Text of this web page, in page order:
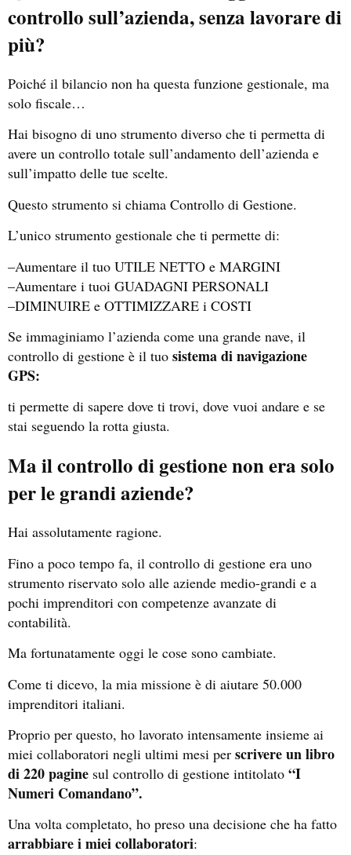
controllo sull’azienda, senza lavorare di
più?
Poiché il bilancio non ha questa funzione gestionale, ma
solo fiscale…
Hai bisogno di uno strumento diverso che ti permetta di
avere un controllo totale sull’andamento dell’azienda e
sull’impatto delle tue scelte.
Questo strumento si chiama Controllo di Gestione.
L’unico strumento gestionale che ti permette di:
–Aumentare il tuo UTILE NETTO e MARGINI
–Aumentare i tuoi GUADAGNI PERSONALI
–DIMINUIRE e OTTIMIZZARE i COSTI
Se immaginiamo l’azienda come una grande nave, il
controllo di gestione è il tuo sistema di navigazione
GPS:
ti permette di sapere dove ti trovi, dove vuoi andare e se
stai seguendo la rotta giusta.
Ma il controllo di gestione non era solo
per le grandi aziende?
Hai assolutamente ragione.
Fino a poco tempo fa, il controllo di gestione era uno
strumento riservato solo alle aziende medio-grandi e a
pochi imprenditori con competenze avanzate di
contabilità.
Ma fortunatamente oggi le cose sono cambiate.
Come ti dicevo, la mia missione è di aiutare 50.000
imprenditori italiani.
Proprio per questo, ho lavorato intensamente insieme ai
miei collaboratori negli ultimi mesi per scrivere un libro
di 220 pagine sul controllo di gestione intitolato “I
Numeri Comandano”.
Una volta completato, ho preso una decisione che ha fatto
arrabbiare i miei collaboratori: